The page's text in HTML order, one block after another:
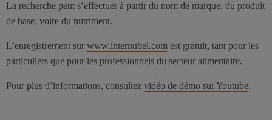
La recherche peut s’effectuer à partir du nom de marque, du produit
de base, voire du nutriment.
L’enregistrement sur www.internubel.com est gratuit, tant pour les
particuliers que pour les professionnels du secteur alimentaire.
Pour plus d’informations, consultez vidéo de démo sur Youtube.